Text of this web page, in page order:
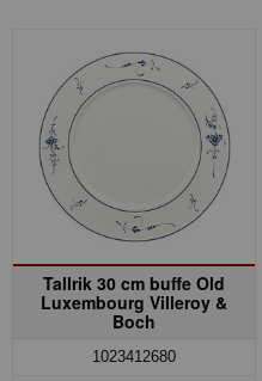
Tallrik 30 cm buffe Old
Luxembourg Villeroy &
Boch
1023412680